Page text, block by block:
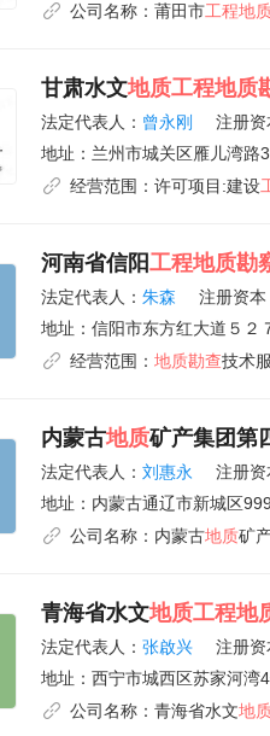
公司名称： 莆田市工程地
甘肃水文地质工程地质
法定代表人： 曾永刚 注册
地址： 兰州市城关区雁儿湾路
经营范围： 许可项目:建设
河南省信阳工程地质勘
法定代表人： 朱森 注册资
地址： 信阳市东方红大道５２
经营范围： 地质勘查技术
内蒙古地质矿产集团第
法定代表人： 刘惠永 注册
地址： 内蒙古通辽市新城区
公司名称： 内蒙古地质矿
青海省水文地质工程地
法定代表人： 张啟兴 注册
地址： 西宁市城西区苏家河湾
公司名称： 青海省水文地